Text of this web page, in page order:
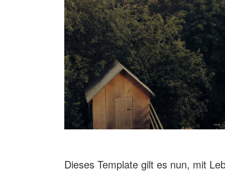
Dieses Template gilt es nun, mit